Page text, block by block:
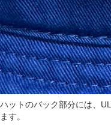
ハットのバック部分には、
ます。